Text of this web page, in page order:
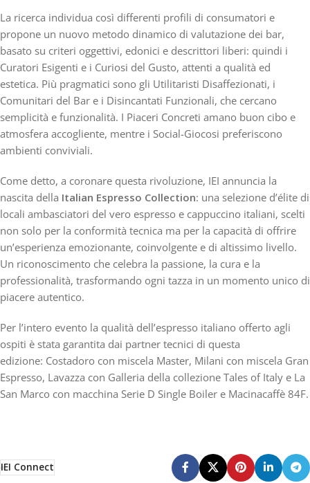
La ricerca individua così differenti profili di consumatori e
propone un nuovo metodo dinamico di valutazione dei bar,
basato su criteri oggettivi, edonici e descrittori liberi: quindi i
Curatori Esigenti e i Curiosi del Gusto, attenti a qualità ed
estetica. Più pragmatici sono gli Utilitaristi Disaffezionati, i
Comunitari del Bar e i Disincantati Funzionali, che cercano
semplicità e funzionalità. I Piaceri Concreti amano buon cibo e
atmosfera accogliente, mentre i Social-Giocosi preferiscono
ambienti conviviali.
Come detto, a coronare questa rivoluzione, IEI annuncia la
nascita della Italian Espresso Collection: una selezione d’élite di
locali ambasciatori del vero espresso e cappuccino italiani, scelti
non solo per la conformità tecnica ma per la capacità di offrire
un’esperienza emozionante, coinvolgente e di altissimo livello.
Un riconoscimento che celebra la passione, la cura e la
professionalità, trasformando ogni tazza in un momento unico di
piacere autentico.
Per l’intero evento la qualità dell’espresso italiano offerto agli
ospiti è stata garantita dai partner tecnici di questa
edizione: Costadoro con miscela Master, Milani con miscela Gran
Espresso, Lavazza con Galleria della collezione Tales of Italy e La
San Marco con macchina Serie D Single Boiler e Macinacaffè 84F.
IEI Connect